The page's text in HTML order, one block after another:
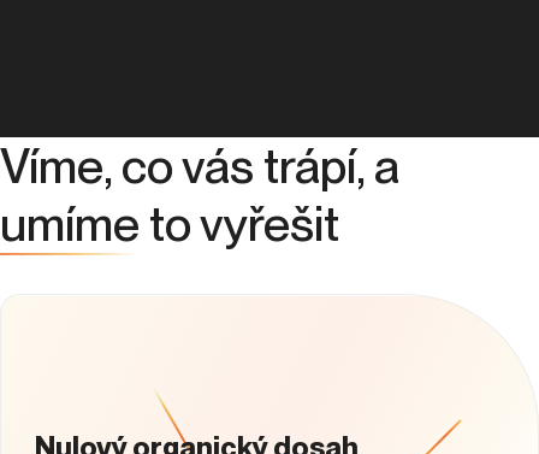
Víme, co vás trápí, a
umíme to vyřešit